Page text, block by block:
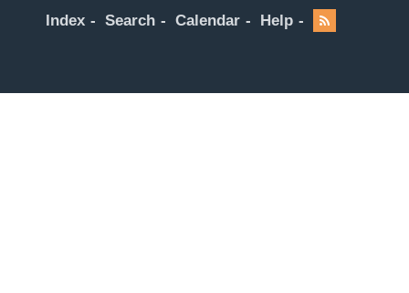
Index Search Calendar Help